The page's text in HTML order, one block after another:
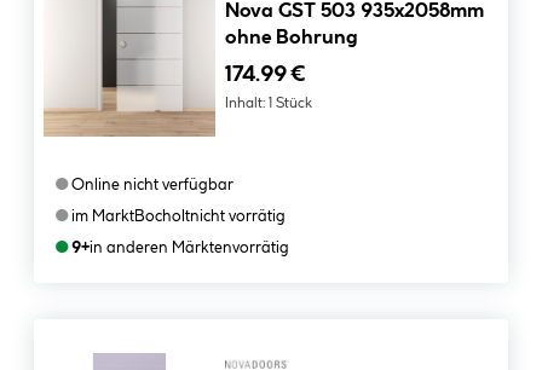
Nova GST 503 935x2058mm
ohne Bohrung
174.99 €
Inhalt: 1 Stück
●Online nicht verfügbar
●im MarktBocholtnicht vorrätig
●9+in anderen Märktenvorrätig